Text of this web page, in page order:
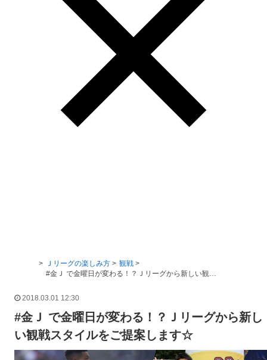
Ｊリーグ TOP
Ｊリーグの楽しみ方
観戦
2018.03.01 12:30
#金Ｊ で金曜日が変わる！？Ｊリーグから新し
い観戦スタイルをご提案します☆